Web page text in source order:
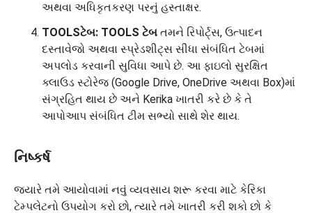
અથવા અધિકૃતકરણ પરનું હસ્તાક્ષર.
TOOLSટેબ: TOOLS ટેબ તમને રિપોર્ટ્સ, ઉત્પાદન
દસ્તાવેજો અથવા સ્પ્રેડશીટ્સ સીધા સંબંધિત ટેબમાં
અપલોડ કરવાની સુવિધા આપે છે. આ ફાઇલો સુરક્ષિત
ક્લાઉડ સ્ટોરેજ (Google Drive, OneDrive અથવા Box)માં
સંગ્રહિત થાય છે અને Kerika ખાતરી કરે છે કે તે
આપોઆપ સંબંધિત ટીમ સભ્યો સાથે શેર થાય.
નિષ્કર્ષ
જ્યારે તમે આયોવામાં નવું વ્યવસાય શરૂ કરવા માટે કેરિકા
ટેમ્પલેટનો ઉપયોગ કરો છો, ત્યારે તમે ખાતરી કરી શકો છો કે